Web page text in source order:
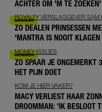
ACHTER OM 'M TE ZOEKEN'
ROYALTY VERSLAGGEVER SAM
ZO DEALEN PRINSESSEN
'MANTRA IS NOOIT KLAGEN
MONEY ISSUES
ZO SPAAR JE ONGEMERKT
HET PIJN DOET
KOM JE HIER VAKER?
MACY VERLIEST HAAR
DROOMMAN: 'IK BESLOOT